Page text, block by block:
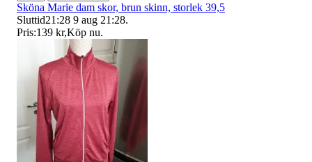
Sköna Marie dam skor, brun skinn, storlek 39,5
Sluttid21:28 9 aug 21:28.
Pris:139 kr,Köp nu.